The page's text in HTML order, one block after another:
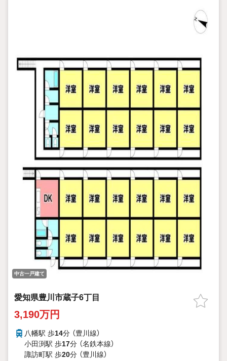
中古一戸建て
愛知県豊川市蔵子6丁目
3,190万円
八幡駅 歩14分 （豊川線）
小田渕駅 歩17分 （名鉄本線）
諏訪町駅 歩20分 （豊川線）